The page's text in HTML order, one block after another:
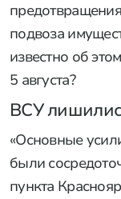
подвоза
известно об
5 августа?
ВСУ
«Основные
были
пункта